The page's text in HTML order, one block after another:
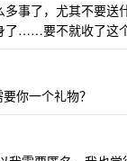
事了，尤其不要送
了……要不就收了这
你一个礼物？